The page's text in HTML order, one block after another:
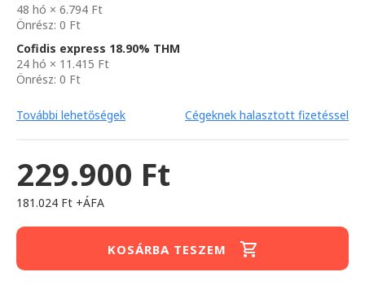
48 hó × 6.794 Ft
Önrész: 0 Ft
Cofidis express 18.90% THM
24 hó × 11.415 Ft
Önrész: 0 Ft
További lehetőségek Cégeknek halasztott fizetéssel
229.900 Ft
181.024 Ft +ÁFA
KOSÁRBA TESZEM